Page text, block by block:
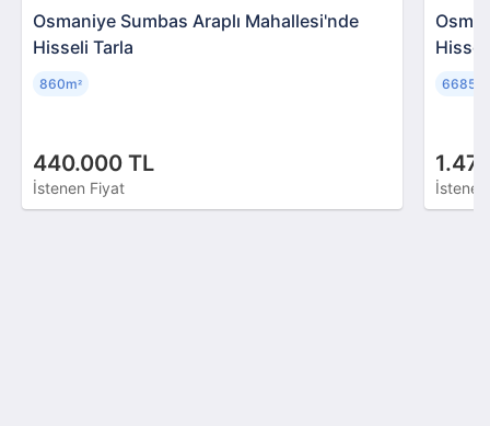
Osmaniye Sumbas Araplı Mahallesi'nde
Hisseli Tarla
440.000 TL
İstenen Fiyat
860m² 6685m